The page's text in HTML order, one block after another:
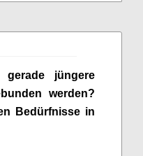
jüngere
werden?
Bedürfnisse in